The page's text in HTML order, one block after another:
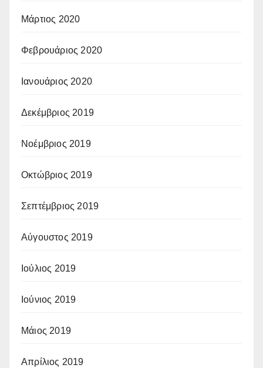
Μάρτιος 2020
Φεβρουάριος 2020
Ιανουάριος 2020
Δεκέμβριος 2019
Νοέμβριος 2019
Οκτώβριος 2019
Σεπτέμβριος 2019
Αύγουστος 2019
Ιούλιος 2019
Ιούνιος 2019
Μάιος 2019
Απρίλιος 2019